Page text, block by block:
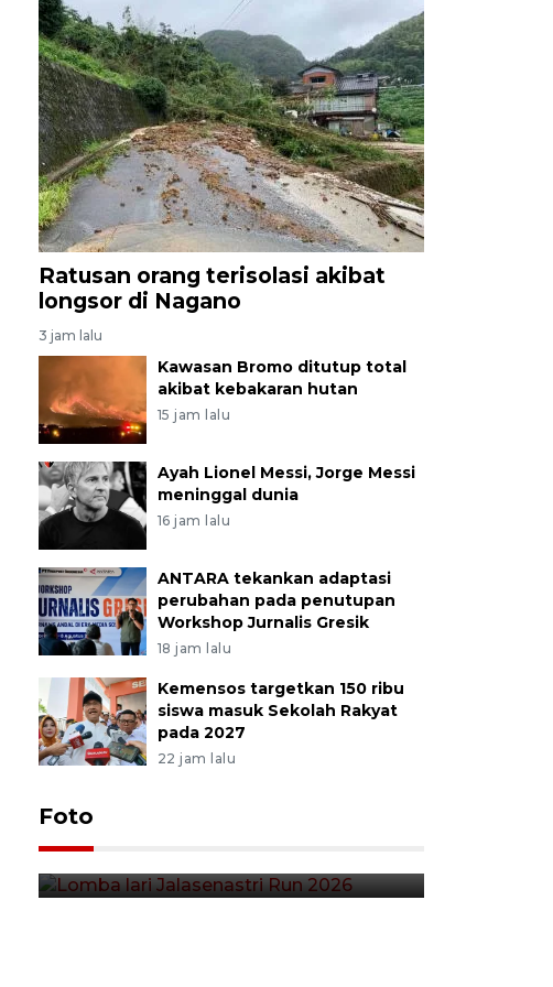
Ratusan orang terisolasi akibat
longsor di Nagano
3 jam lalu
Kawasan Bromo ditutup total
akibat kebakaran hutan
15 jam lalu
Ayah Lionel Messi, Jorge Messi
meninggal dunia
16 jam lalu
ANTARA tekankan adaptasi
perubahan pada penutupan
Workshop Jurnalis Gresik
18 jam lalu
Kemensos targetkan 150 ribu
siswa masuk Sekolah Rakyat
pada 2027
22 jam lalu
Foto
Lomba lari Jalasenastri Run
2026